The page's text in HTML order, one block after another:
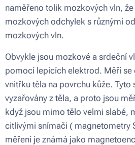
naměřeno tolik mozkových vln,
mozkových odchylek s různými
mozkových vln.
Obvykle jsou mozkové a srdeční
pomocí lepicích elektrod. Měří se
vnitřku těla na povrchu kůže. Tyto
vyzařovány z těla, a proto jsou
když jsou mimo tělo velmi slabé,
citlivými snímači ( magnetometry
měření je známá jako